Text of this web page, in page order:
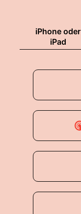
iPhone oder
iPad